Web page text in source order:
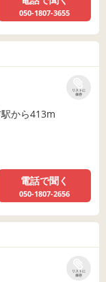
050-1807-3655
リストに
保存
から413m
電話で聞く
050-1807-2656
リストに
保存